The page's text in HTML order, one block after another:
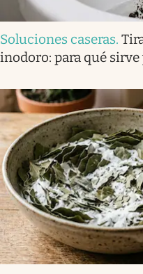
Soluciones caseras.
inodoro: para qué